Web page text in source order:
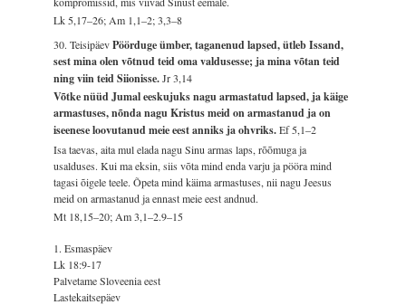
Lk 5,17–26; Am 1,1–2; 3,3–8
30. TeisipäevPöörduge ümber, taganenud lapsed, ütleb Issand,
sest mina olen võtnud teid oma valdusesse; ja mina võtan teid
ning viin teid Siionisse.Jr 3,14
Võtke nüüd Jumal eeskujuks nagu armastatud lapsed, ja käige
armastuses, nõnda nagu Kristus meid on armastanud ja on
iseenese loovutanud meie eest anniks ja ohvriks.Ef 5,1–2
Isa taevas, aita mul elada nagu Sinu armas laps, rõõmuga ja
usalduses. Kui ma eksin, siis võta mind enda varju ja pööra mind
tagasi õigele teele. Õpeta mind käima armastuses, nii nagu Jeesus
meid on armastanud ja ennast meie eest andnud.
Mt 18,15–20; Am 3,1–2.9–15
1. Esmaspäev
Lk 18:9-17
Palvetame Sloveenia eest
Lastekaitsepäev